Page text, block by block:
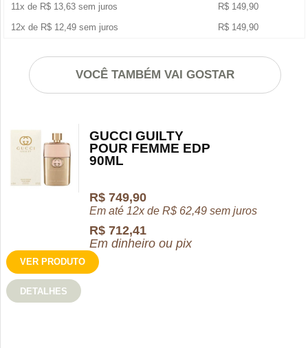
11x de R$ 13,63 sem juros R$ 149,90
12x de R$ 12,49 sem juros R$ 149,90
VOCÊ TAMBÉM VAI GOSTAR
GUCCI GUILTY
POUR FEMME EDP
90ML
R$ 749,90
Em até 12x deR$ 62,49 sem juros
R$ 712,41
Em dinheiro ou pix
VER PRODUTO
DETALHES